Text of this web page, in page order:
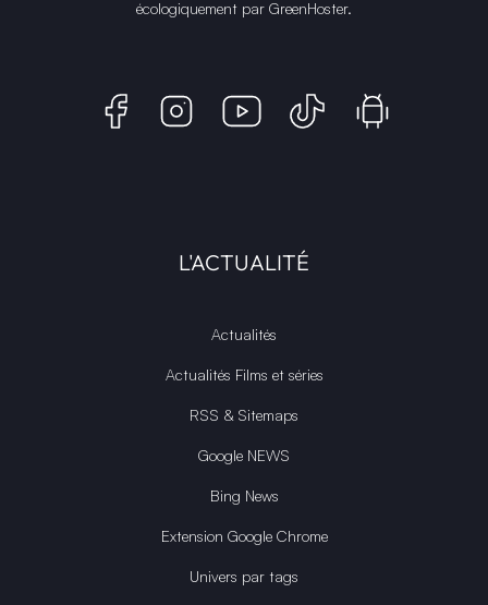
écologiquement par GreenHoster.
L'ACTUALITÉ
Actualités
Actualités Films et séries
RSS & Sitemaps
Google NEWS
Bing News
Extension Google Chrome
Univers par tags